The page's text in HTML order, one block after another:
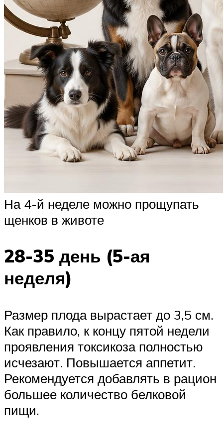
На 4-й неделе можно прощупать
щенков в животе
28-35 день (5-ая
неделя)
Размер плода вырастает до 3,5 см.
Как правило, к концу пятой недели
проявления токсикоза полностью
исчезают. Повышается аппетит.
Рекомендуется добавлять в рацион
большее количество белковой
пищи.